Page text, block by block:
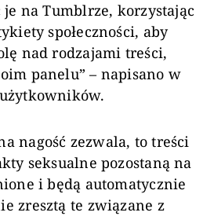
na Tumblrze, korzystając
społeczności, aby
nad rodzajami treści,
panelu” – napisano w
nagość zezwala, to treści
seksualne pozostaną na
i będą automatycznie
zresztą te związane z